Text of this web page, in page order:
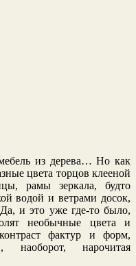
из дерева… Но как
цвета торцов клееной
рамы зеркала, будто
водой и ветрами досок,
и это уже где-то было,
необычные цвета и
фактур и форм,
наоборот, нарочитая